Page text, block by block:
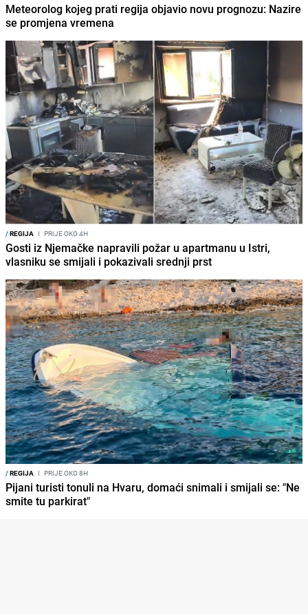
Meteorolog kojeg prati regija objavio novu prognozu: Nazire
se promjena vremena
/REGIJA I PRIJE OKO 4H
Gosti iz Njemačke napravili požar u apartmanu u Istri,
vlasniku se smijali i pokazivali srednji prst
/REGIJA I PRIJE OKO 8H
Pijani turisti tonuli na Hvaru, domaći snimali i smijali se: "Ne
smite tu parkirat"